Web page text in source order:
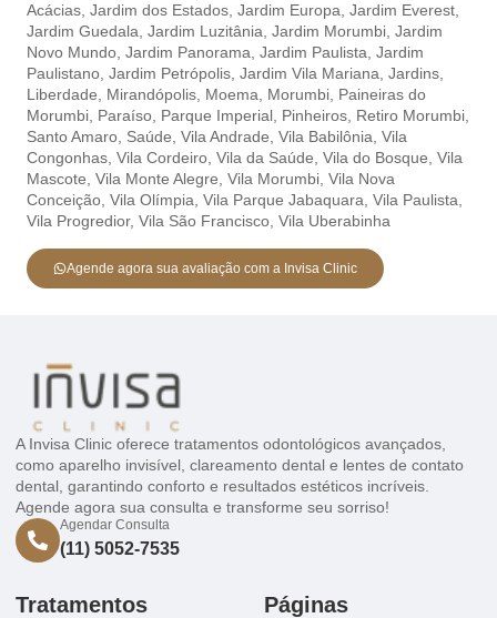
Acácias, Jardim dos Estados, Jardim Europa, Jardim Everest,
Jardim Guedala, Jardim Luzitânia, Jardim Morumbi, Jardim
Novo Mundo, Jardim Panorama, Jardim Paulista, Jardim
Paulistano, Jardim Petrópolis, Jardim Vila Mariana, Jardins,
Liberdade, Mirandópolis, Moema, Morumbi, Paineiras do
Morumbi, Paraíso, Parque Imperial, Pinheiros, Retiro Morumbi,
Santo Amaro, Saúde, Vila Andrade, Vila Babilônia, Vila
Congonhas, Vila Cordeiro, Vila da Saúde, Vila do Bosque, Vila
Mascote, Vila Monte Alegre, Vila Morumbi, Vila Nova
Conceição, Vila Olímpia, Vila Parque Jabaquara, Vila Paulista,
Vila Progredior, Vila São Francisco, Vila Uberabinha
Agende agora sua avaliação com a Invisa Clinic
A Invisa Clinic oferece tratamentos odontológicos avançados,
como aparelho invisível, clareamento dental e lentes de contato
dental, garantindo conforto e resultados estéticos incríveis.
Agende agora sua consulta e transforme seu sorriso!
Agendar Consulta
(11) 5052-7535
Tratamentos Páginas